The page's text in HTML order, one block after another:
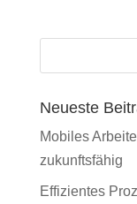
Neueste
Mobiles
zukunftsfähig
Effizientes